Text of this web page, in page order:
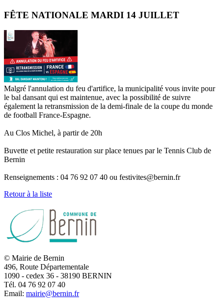
FÊTE NATIONALE MARDI 14 JUILLET
Malgré l'annulation du feu d'artifice, la municipalité vous invite pour
le bal dansant qui est maintenue, avec la possibilité de suivre
également la retransmission de la demi-finale de la coupe du monde
de football France-Espagne.
Au Clos Michel, à partir de 20h
Buvette et petite restauration sur place tenues par le Tennis Club de
Bernin
Renseignements : 04 76 92 07 40 ou festivites@bernin.fr
Retour à la liste
© Mairie de Bernin
496, Route Départementale
1090 - cedex 36 - 38190 BERNIN
Tél. 04 76 92 07 40
Email: mairie@bernin.fr